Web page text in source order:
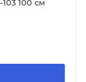
100 см